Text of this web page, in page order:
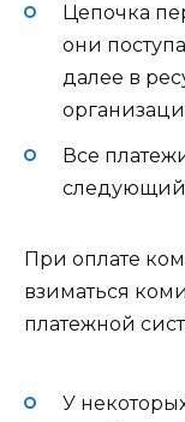
Цепочка
они
далее в
Все
следующий
При оплате
взиматься
платежной
У